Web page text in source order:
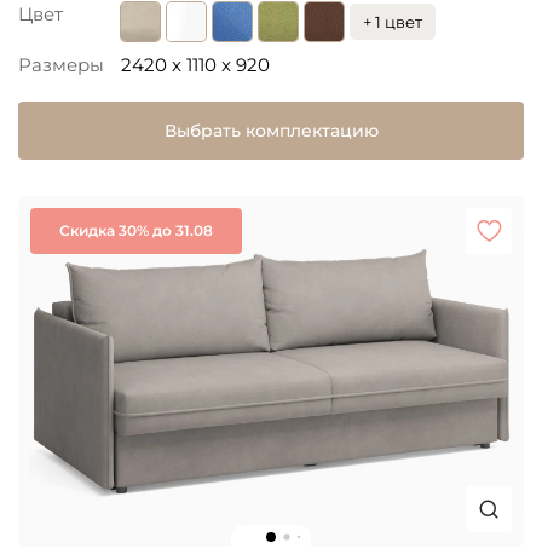
Цвет + 1 цвет
Размеры 2420 x 1110 x 920
Выбрать комплектацию
Скидка 30% до 31.08